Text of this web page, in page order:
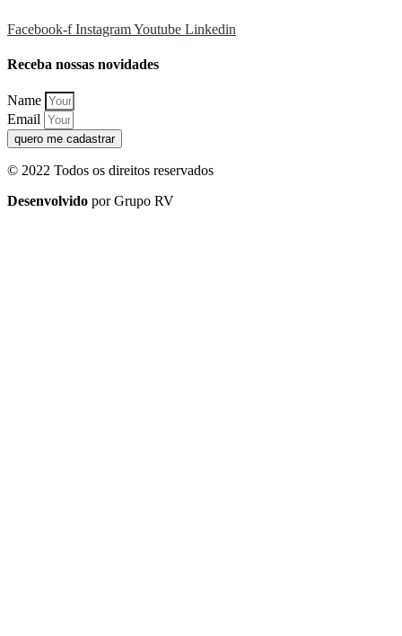
Facebook-f InstagramYoutube Linkedin
Receba nossas novidades
Name
Email
quero me cadastrar
© 2022 Todos os direitos reservados
Desenvolvido por Grupo RV